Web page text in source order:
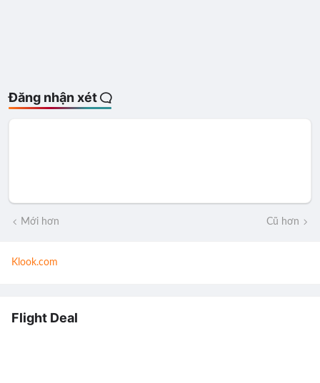
Đăng nhận xét
Mới hơn Cũ hơn
Klook.com
Flight Deal